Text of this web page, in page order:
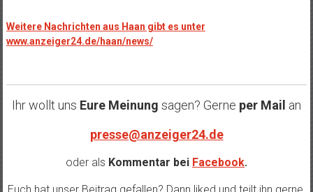
Weitere Nachrichten aus Haan gibt es unter
www.anzeiger24.de/haan/news/
Ihr wollt uns Eure Meinung sagen? Gerne per Mail an
presse@anzeiger24.de
oder als Kommentar bei Facebook.